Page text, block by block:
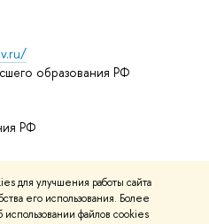
для улучшения работы сайта
его использования. Более
файлов cookies
образования РФ
РФ
курсы